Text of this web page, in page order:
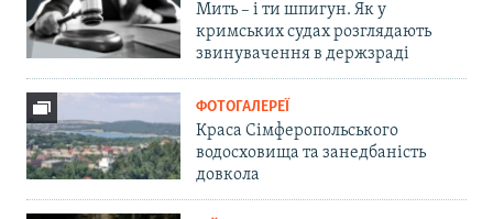
Мить – і ти шпигун. Як у
кримських судах розглядають
звинувачення в держзраді
ФОТОГАЛЕРЕЇ
Краса Сімферопольського
водосховища та занедбаність
довкола